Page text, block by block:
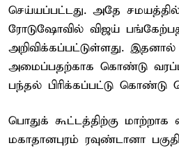
செய்யப்பட்டது. அதே சமயத்தில்
ரோடுஷோவில் விஜய்
அறிவிக்கப்பட்டுள்ளது.
அமைப்பதற்காக கொண்டு
பந்தல் பிரிக்கப்பட்டு கொண்டு
பொதுக் கூட்டத்திற்கு மாற்றாக
மகாதானபுரம் ரவுண்டானா